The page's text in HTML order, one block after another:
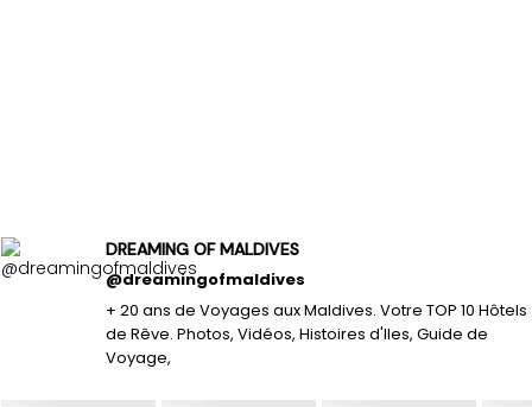
DREAMING OF MALDIVES
@dreamingofmaldives
+ 20 ans de Voyages aux Maldives. Votre TOP 10 Hôtels
de Rêve. Photos, Vidéos, Histoires d'Iles, Guide de
Voyage,